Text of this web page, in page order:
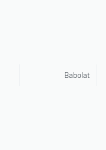
Babolat